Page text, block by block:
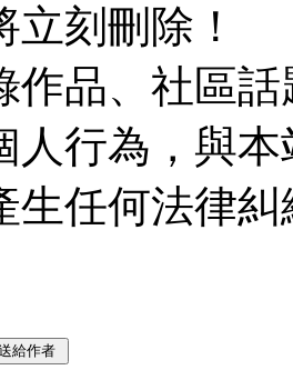
立刻刪除！
作品、社區
人行為，與
生任何法律